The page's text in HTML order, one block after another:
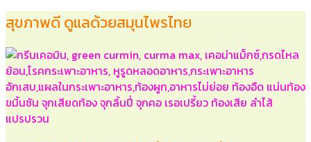
สุขภาพดี ดูแลด้วยสมุนไพรไทย